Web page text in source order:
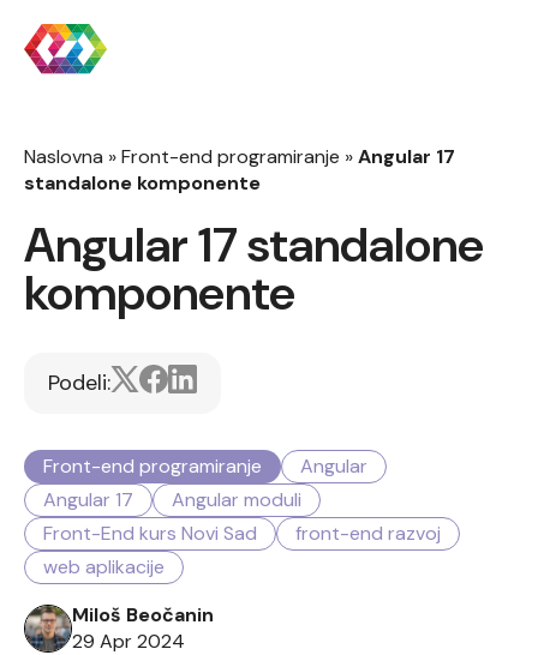
Naslovna »Front-end programiranje »Angular 17
standalone komponente
Angular 17 standalone
komponente
Podeli:
Front-end programiranje
Angular
Angular 17
Angular moduli
Front-End kurs Novi Sad
front-end razvoj
web aplikacije
Miloš Beočanin
29 Apr 2024